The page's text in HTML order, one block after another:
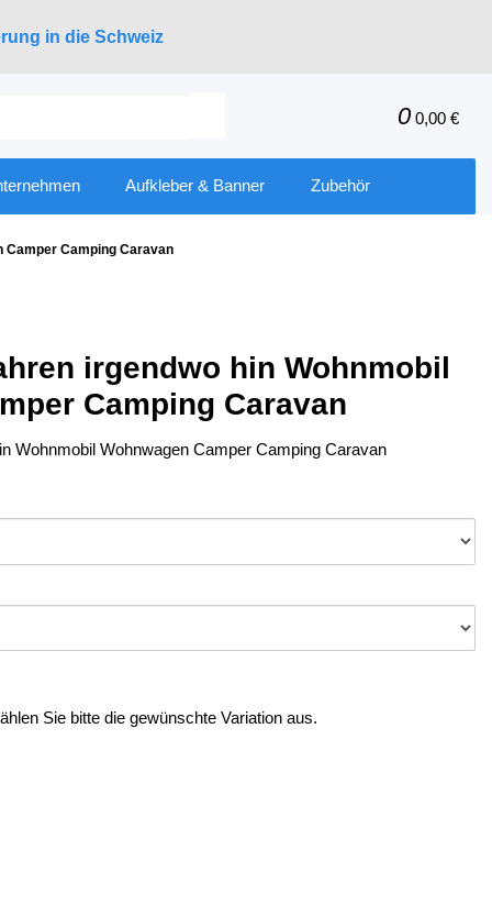
in die Schweiz
0 0,00 €
Aufkleber & Banner Zubehör
Camper Camping Caravan
irgendwo hin Wohnmobil
Camping Caravan
Wohnmobil Wohnwagen Camper Camping Caravan
Sie bitte die gewünschte Variation aus.